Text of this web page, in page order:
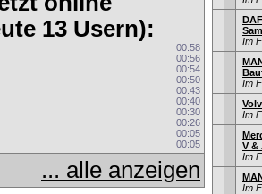
13 Usern):
00:58
00:56
00:54
00:50
00:43
00:40
00:30
00:26
00:05
00:05
... alle anzeigen
Im
Im
Im
V &
Im
Im